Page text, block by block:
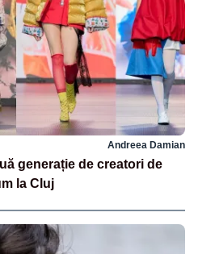
Andreea Damian
generație de creatori de
la Cluj